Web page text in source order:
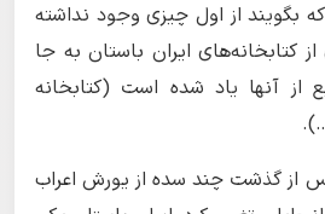
بگویند از اول چیزی وجود نداشته
کتابخانه‌های ایران باستان به جا
از آنها یاد شده است (کتابخانه
از گذشت چند سده از یورش اعراب